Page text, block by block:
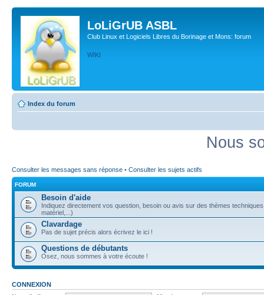
LoLiGrUB ASBL
Club Linux et Logiciels Libres du Borinage et Mons: forum
WIKI
Index du forum
Nous
Consulter les messages sans réponse • Consulter les sujets actifs
FORUM
Besoin d'aide
Indiquez directement vos question, besoin ou avis sur des thèmes
matériel,...)
Clavardage
Pas de sujet précis alors écrivez le ici !
Questions de débutants
Osez, nous sommes à votre écoute !
CONNEXION